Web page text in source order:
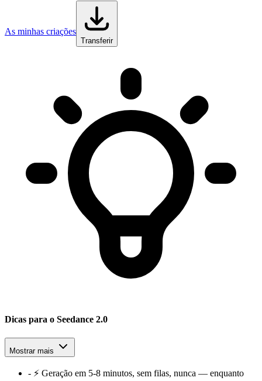
As minhas criações
Transferir
Dicas para o Seedance 2.0
Mostrar mais
- ⚡ Geração em 5-8 minutos, sem filas, nunca — enquanto